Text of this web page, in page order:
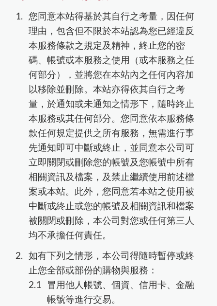
您同意本站得基於其自行之考量，因任何
理由，包含但不限於本站認為您已經違反
本服務條款之規定及精神，終止您的密
碼、帳號或本服務之使用（或本服務之任
何部分），並將您在本站內之任何內容加
以移除並刪除。本站亦得依其自行之考
量，於通知或未通知之情形下，隨時終止
本服務或其任何部分。您同意依本服務條
款任何規定提供之所有服務，無需進行事
先通知即可中斷或終止，並同意本公司可
立即關閉或刪除您的帳號及您帳號中所有
相關資訊及檔案，及禁止繼續使用前述檔
案或本站。此外，您同意若本站之使用被
中斷或終止或您的帳號及相關資訊和檔案
被關閉或刪除，本公司對您或任何第三人
均不承擔任何責任。
如有下列之情形，本公司得隨時暫停或終
止您全部或部份的購物與服務：
冒用他人帳號、個資、信用卡、金融
帳號等進行交易。